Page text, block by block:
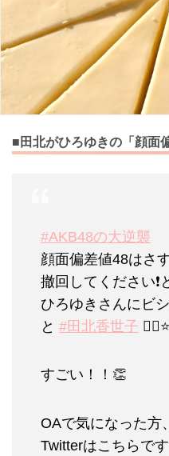
■田北がひろゆきの「顔面
#AKB48の大逆襲
顔面偏差値48はさ
撤回してください❗️
ひろゆきさんにビ
と #田北香世子 🙆‍♀️⭐️
すごい！！👏
OAで気になった方、
Twitterはこちらで